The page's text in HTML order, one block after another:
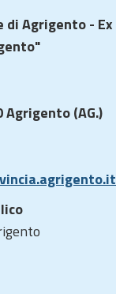
di Agrigento - Ex
Agrigento (AG.)